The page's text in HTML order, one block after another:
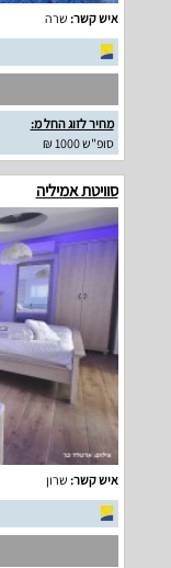
איש קשר: שרה
מחיר לזוג החל מ:
סופ"ש 1000 ₪
סוויטת אמיליה
איש קשר: שרון